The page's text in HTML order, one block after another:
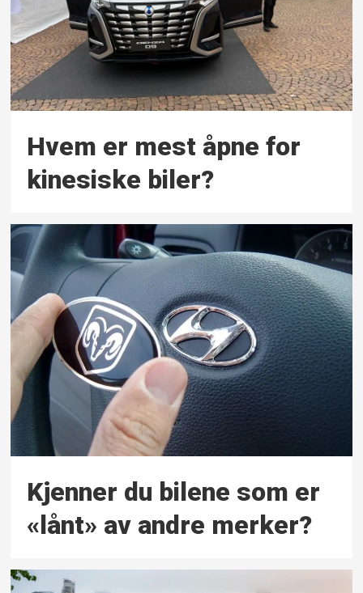
Hvem er mest åpne for
kinesiske biler?
Kjenner du bilene som er
«lånt» av andre merker?